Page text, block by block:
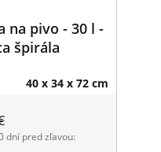
na pivo - 30 l -
špirála
40 x 34 x 72 cm
dní pred zľavou: